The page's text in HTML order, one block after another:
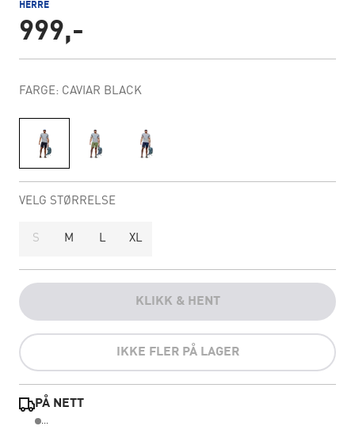
HERRE
999,-
FARGE: CAVIAR BLACK
VELG STØRRELSE
S M L XL
KLIKK & HENT
IKKE FLER PÅ LAGER
PÅ NETT
...